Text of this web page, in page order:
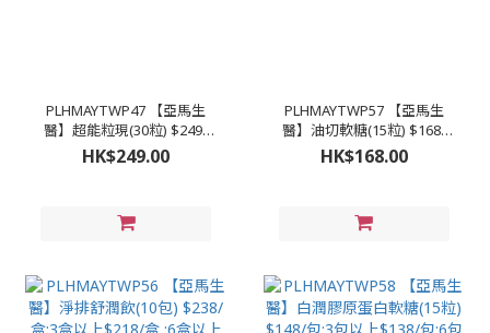
PLHMAYTWP47 【亞馬生
醫】超能粒現(30粒) $249/
盒;3盒以上$239;6盒以上
$229(買6送1平均$196)
HK$249.00
PLHMAYTWP57 【亞馬生
醫】油切軟糖(15粒) $168/
盒;3盒以上$158/盒,;6盒以上
$130/盒 （買6送1平均$111/
HK$168.00